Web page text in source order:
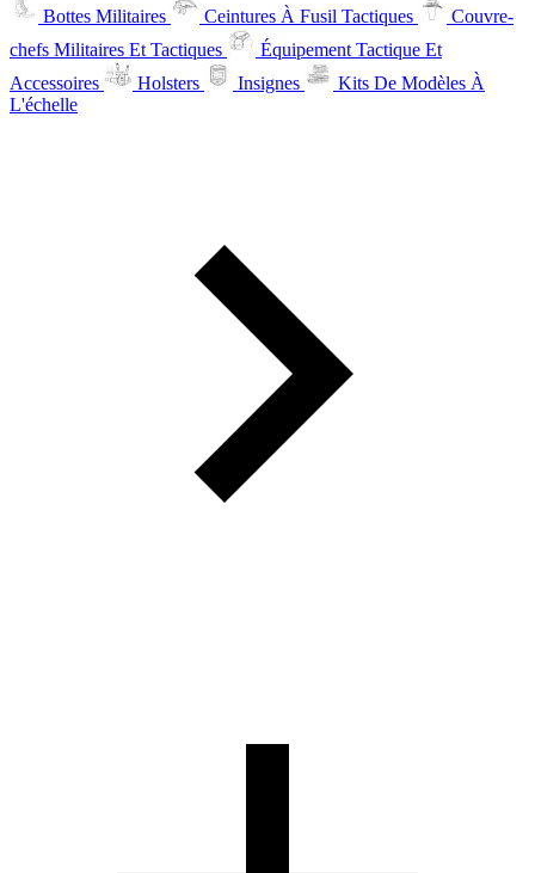
Bottes Militaires
Ceintures À Fusil Tactiques
Couvre-
chefs Militaires Et Tactiques
Équipement Tactique Et
Accessoires
Holsters Insignes
Kits De Modèles À
L'échelle